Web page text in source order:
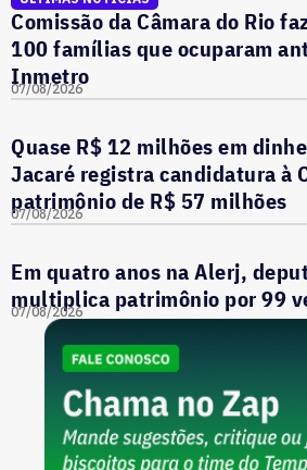
Comissão da Câmara do Rio
100 famílias que ocuparam
Inmetro
07/08/2026
Quase R$ 12 milhões em
Jacaré registra candidatura à
patrimônio de R$ 57 milhões
07/08/2026
Em quatro anos na Alerj,
multiplica patrimônio por 99
07/08/2026